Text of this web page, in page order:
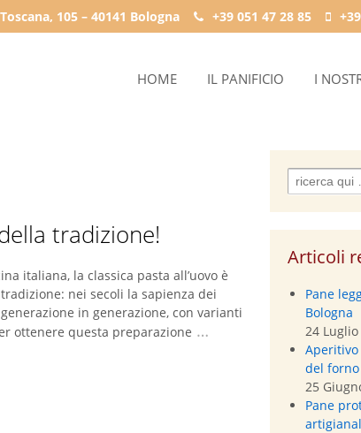
105 – 40141 Bologna +39 051 47 28 85
HOME IL PANIFICIO I
tradizione!
italiana, la classica pasta all’uovo è
nei secoli la sapienza dei
in generazione, con varianti
ottenere questa preparazione …
Search
for:
Articoli
Pane
Bologna
24
Aperitivo
del forno
25
Pane